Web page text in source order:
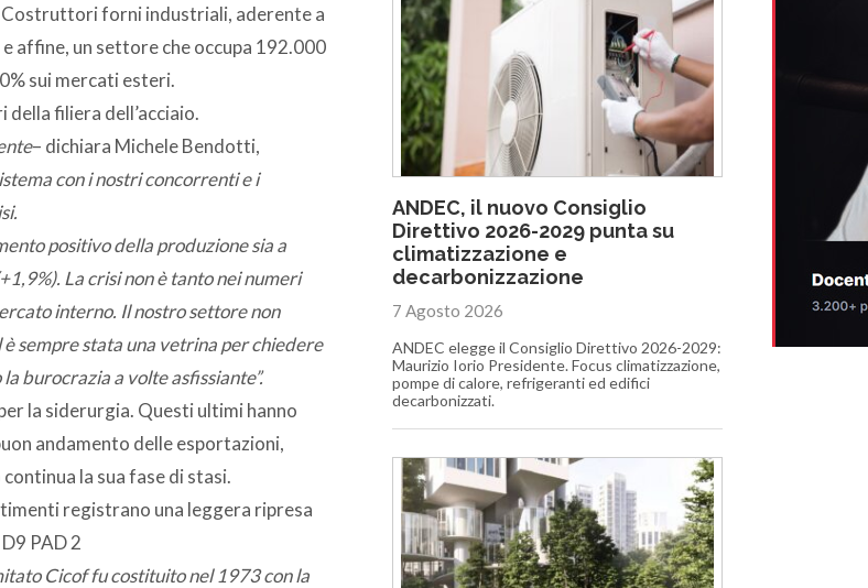
Costruttori forni industriali, aderente a
affine, un settore che occupa 192.000
sui mercati esteri.
filiera dell’acciaio.
– dichiara Michele Bendotti,
con i nostri concorrenti e i
positivo della produzione sia a
La crisi non è tanto nei numeri
interno. Il nostro settore non
sempre stata una vetrina per chiedere
burocrazia a volte asfissiante”.
la siderurgia. Questi ultimi hanno
andamento delle esportazioni,
la sua fase di stasi.
registrano una leggera ripresa
PAD 2
Cicof fu costituito nel 1973 con la
ANDEC, il nuovo Consiglio
Direttivo 2026-2029 punta su
climatizzazione e
decarbonizzazione
7 Agosto 2026
ANDEC elegge il Consiglio Direttivo 2026-2029:
Maurizio Iorio Presidente. Focus climatizzazione,
pompe di calore, refrigeranti ed edifici
decarbonizzati.